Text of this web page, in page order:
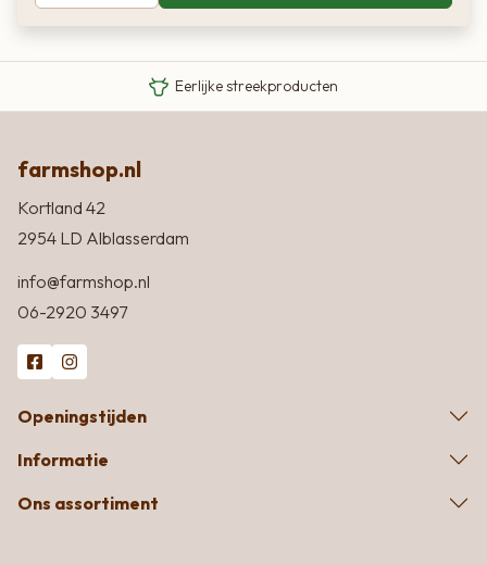
Eigen Limousin runderen
Eerlijke streekproducten
farmshop.nl
Kortland 42
2954 LD Alblasserdam
info@farmshop.nl
06-2920 3497
Openingstijden
Informatie
Ons assortiment